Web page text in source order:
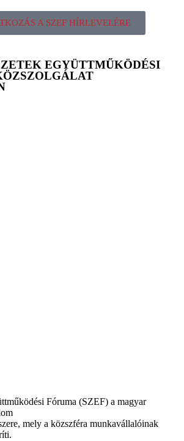
A SZEF HÍRLEVELÉRE
EGYÜTTMŰKÖDÉSI
Fóruma (SZEF) a magyar
mely a közszféra munkavállalóinak